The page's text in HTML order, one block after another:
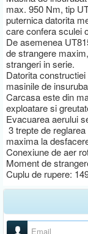
max. 950 Nm, tip
puternica datorita
care confera sculei
De asemenea
de strangere
strangeri in serie.
Datorita
masinile de
Carcasa este din
exploatare si
Evacuarea aerului
3 trepte de
maxima la
Conexiune de aer
Moment de
Cuplu de rupere:
Nume utilizator